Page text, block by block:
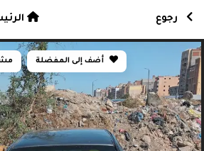
أضف إلى المفضلة
رجوع